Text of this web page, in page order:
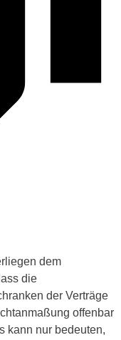
dem
die
der Verträge
offenbar
kann nur bedeuten,